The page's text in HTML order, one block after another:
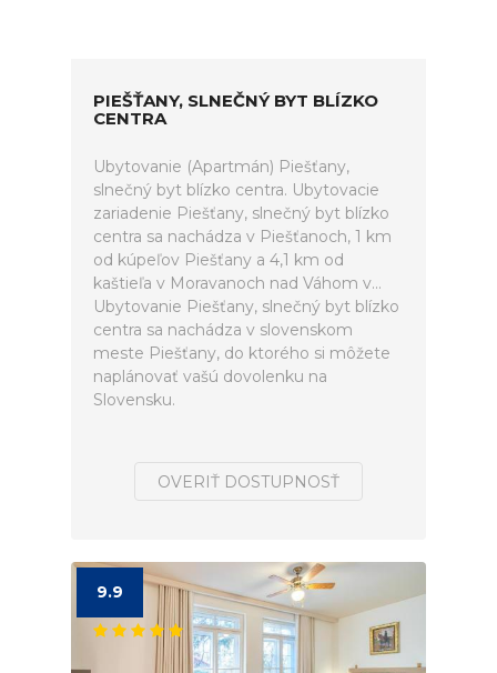
PIEŠŤANY, SLNEČNÝ BYT BLÍZKO
CENTRA
Ubytovanie (Apartmán) Piešťany,
slnečný byt blízko centra. Ubytovacie
zariadenie Piešťany, slnečný byt blízko
centra sa nachádza v Piešťanoch, 1 km
od kúpeľov Piešťany a 4,1 km od
kaštieľa v Moravanoch nad Váhom v...
Ubytovanie Piešťany, slnečný byt blízko
centra sa nachádza v slovenskom
meste Piešťany, do ktorého si môžete
naplánovať vašú dovolenku na
Slovensku.
OVERIŤ DOSTUPNOSŤ
9.9